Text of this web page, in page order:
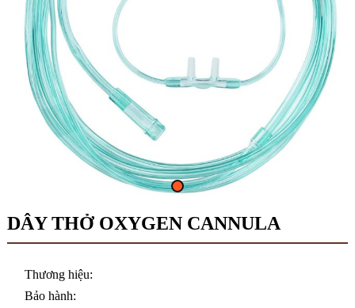
DÂY THỞ OXYGEN CANNULA
Thương hiệu:
Bảo hành: